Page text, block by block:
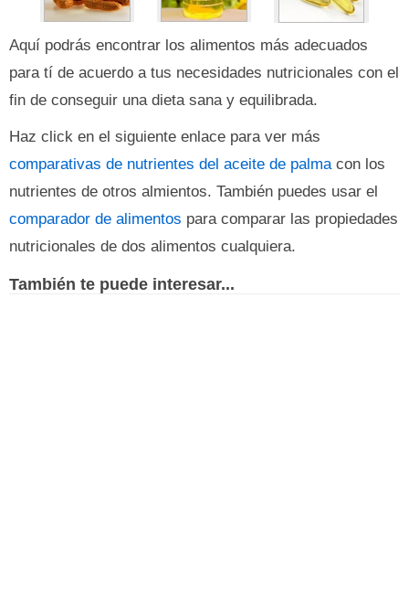
Aquí podrás encontrar los alimentos más adecuados
para tí de acuerdo a tus necesidades nutricionales con el
fin de conseguir una dieta sana y equilibrada.
Haz click en el siguiente enlace para ver más
comparativas de nutrientes del aceite de palmacon los
nutrientes de otros almientos. También puedes usar el
comparador de alimentos para comparar las propiedades
nutricionales de dos alimentos cualquiera.
También te puede interesar...